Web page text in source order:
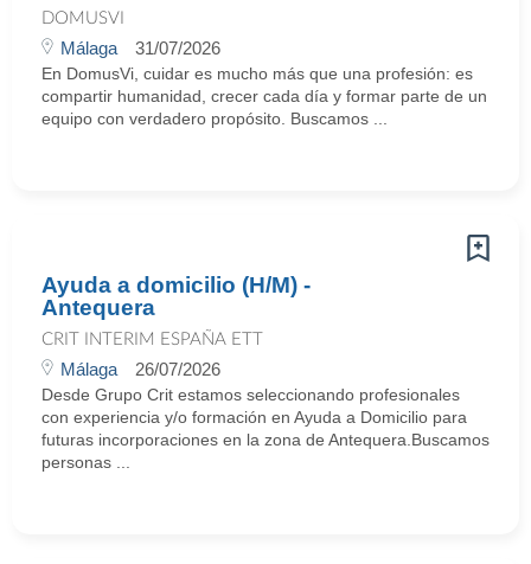
DOMUSVI
Málaga 31/07/2026
En DomusVi, cuidar es mucho más que una profesión: es
compartir humanidad, crecer cada día y formar parte de un
equipo con verdadero propósito. Buscamos ...
Ayuda a domicilio (H/M) -
Antequera
CRIT INTERIM ESPAÑA ETT
Málaga 26/07/2026
Desde Grupo Crit estamos seleccionando profesionales
con experiencia y/o formación en Ayuda a Domicilio para
futuras incorporaciones en la zona de Antequera.Buscamos
personas ...